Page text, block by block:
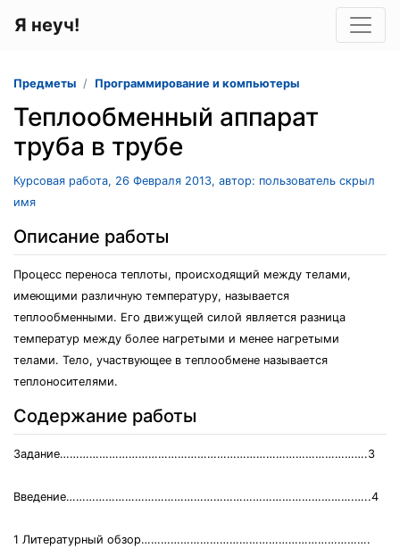
Я неуч!
Предметы Программирование и компьютеры
Теплообменный аппарат
труба в трубе
Курсовая работа, 26 Февраля 2013, автор: пользователь скрыл
имя
Описание работы
Процесс переноса теплоты, происходящий между телами,
имеющими различную температуру, называется
теплообменными. Его движущей силой является разница
температур между более нагретыми и менее нагретыми
телами. Тело, участвующее в теплообмене называется
теплоносителями.
Содержание работы
Задание………………………………………………………………………………….3
Введение…………………………………………………………………………….…..4
1 Литературный обзор…………………………………………………………….